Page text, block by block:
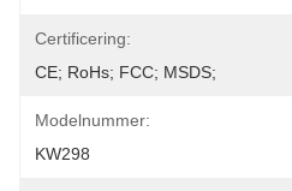
Certificering:
CE; RoHs; FCC; MSDS;
Modelnummer:
KW298